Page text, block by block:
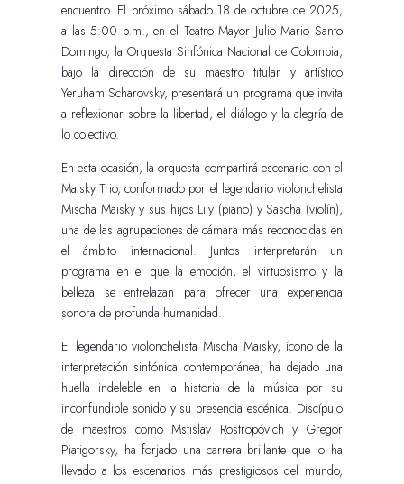
encuentro. El próximo sábado 18 de octubre de 2025,
a las 5:00 p.m., en el Teatro Mayor Julio Mario Santo
Domingo, la Orquesta Sinfónica Nacional de Colombia,
bajo la dirección de su maestro titular y artístico
Yeruham Scharovsky, presentará un programa que invita
a reflexionar sobre la libertad, el diálogo y la alegría de
lo colectivo.
En esta ocasión, la orquesta compartirá escenario con el
Maisky Trio, conformado por el legendario violonchelista
Mischa Maisky y sus hijos Lily (piano) y Sascha (violín),
una de las agrupaciones de cámara más reconocidas en
el ámbito internacional. Juntos interpretarán un
programa en el que la emoción, el virtuosismo y la
belleza se entrelazan para ofrecer una experiencia
sonora de profunda humanidad.
El legendario violonchelista Mischa Maisky, ícono de la
interpretación sinfónica contemporánea, ha dejado una
huella indeleble en la historia de la música por su
inconfundible sonido y su presencia escénica. Discípulo
de maestros como Mstislav Rostropóvich y Gregor
Piatigorsky, ha forjado una carrera brillante que lo ha
llevado a los escenarios más prestigiosos del mundo,